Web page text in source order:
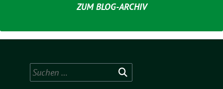
ZUM BLOG-ARCHIV
Suchen
nach: